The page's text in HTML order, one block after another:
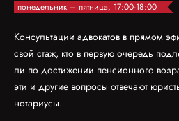
понедельник – пятница, 17:00-18:00
Консультации адвокатов в прямом
свой стаж, кто в первую очередь
ли по достижении пенсионного
эти и другие вопросы отвечают
нотариусы.